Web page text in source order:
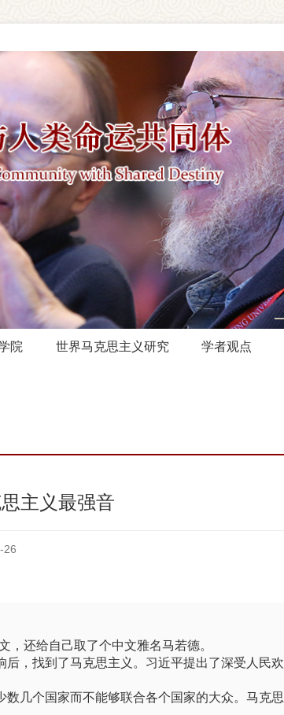
院 世界马克思主义研究 学者观点
主义最强音
26
，还给自己取了个中文雅名马若德。
，找到了马克思主义。习近平提出了深受人民欢
几个国家而不能够联合各个国家的大众。马克